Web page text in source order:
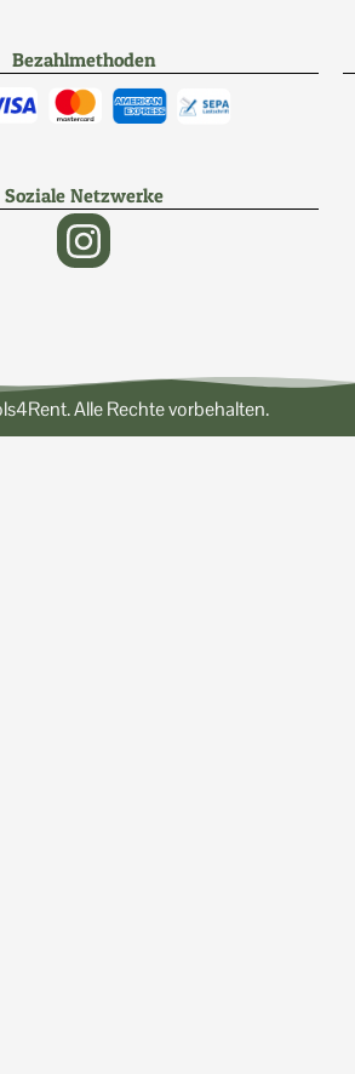
Bezahlmethoden
Soziale Netzwerke
Alle Rechte vorbehalten.